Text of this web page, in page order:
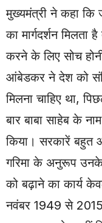
मुख्यमंत्री ने कहा
का मार्गदर्शन मिलता
करने के लिए सोच
आंबेडकर ने देश को
मिलना चाहिए था,
बार बाबा साहेब के
किया। सरकारें बहुत
गरिमा के अनुरूप
को बढ़ाने का कार्य
नवंबर 1949 से